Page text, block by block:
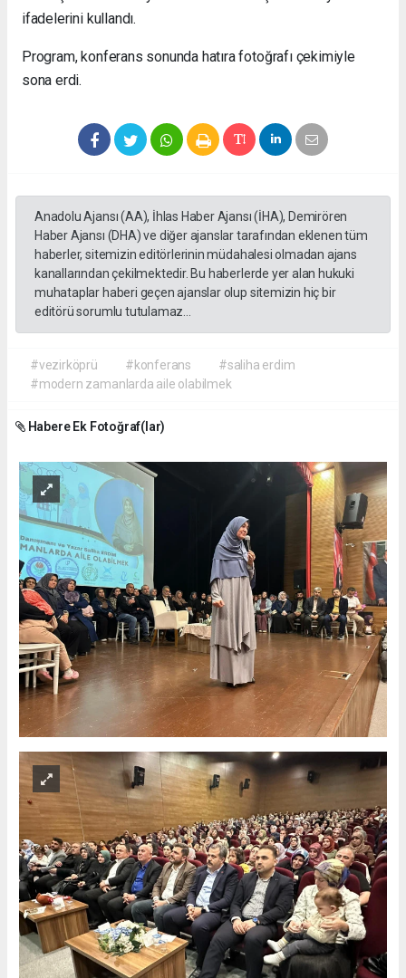
ifadelerini kullandı.
Program, konferans sonunda hatıra fotoğrafı çekimiyle
sona erdi.
Anadolu Ajansı (AA), İhlas Haber Ajansı (İHA), Demirören
Haber Ajansı (DHA) ve diğer ajanslar tarafından eklenen tüm
haberler, sitemizin editörlerinin müdahalesi olmadan ajans
kanallarından çekilmektedir. Bu haberlerde yer alan hukuki
muhataplar haberi geçen ajanslar olup sitemizin hiç bir
editörü sorumlu tutulamaz...
#vezirköprü #konferans
#saliha erdim
#modern zamanlarda aile olabilmek
Habere Ek Fotoğraf(lar)